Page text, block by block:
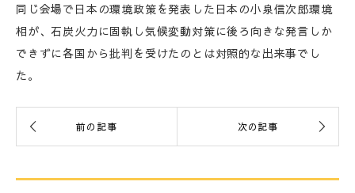
同じ会場で日本の環境政策を発表した日本の小泉信次郎環境
相が、石炭火力に固執し気候変動対策に後ろ向きな発言しか
できずに各国から批判を受けたのとは対照的な出来事でし
た。